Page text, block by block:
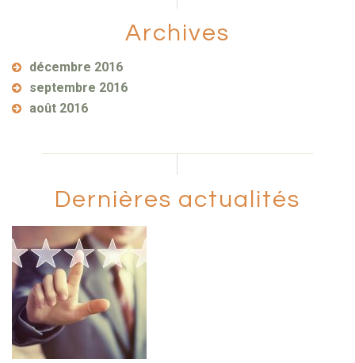
Archives
décembre 2016
septembre 2016
août 2016
Dernières actualités